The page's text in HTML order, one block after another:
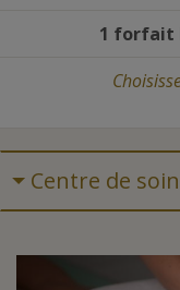
1 forfait
Centre de